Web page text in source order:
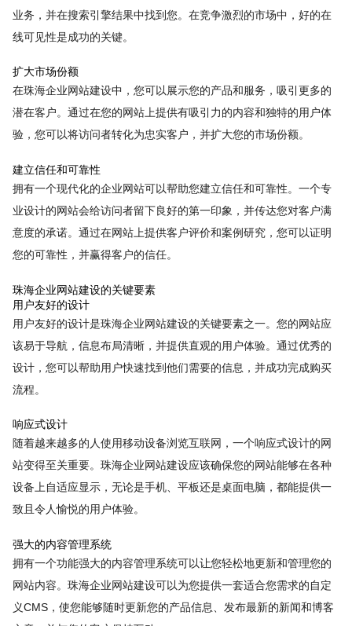
业务，并在搜索引擎结果中找到您。在竞争激烈的市场中，好的在
线可见性是成功的关键。
扩大市场份额
在珠海企业网站建设中，您可以展示您的产品和服务，吸引更多的
潜在客户。通过在您的网站上提供有吸引力的内容和独特的用户体
验，您可以将访问者转化为忠实客户，并扩大您的市场份额。
建立信任和可靠性
拥有一个现代化的企业网站可以帮助您建立信任和可靠性。一个专
业设计的网站会给访问者留下良好的第一印象，并传达您对客户满
意度的承诺。通过在网站上提供客户评价和案例研究，您可以证明
您的可靠性，并赢得客户的信任。
珠海企业网站建设的关键要素
用户友好的设计
用户友好的设计是珠海企业网站建设的关键要素之一。您的网站应
该易于导航，信息布局清晰，并提供直观的用户体验。通过优秀的
设计，您可以帮助用户快速找到他们需要的信息，并成功完成购买
流程。
响应式设计
随着越来越多的人使用移动设备浏览互联网，一个响应式设计的网
站变得至关重要。珠海企业网站建设应该确保您的网站能够在各种
设备上自适应显示，无论是手机、平板还是桌面电脑，都能提供一
致且令人愉悦的用户体验。
强大的内容管理系统
拥有一个功能强大的内容管理系统可以让您轻松地更新和管理您的
网站内容。珠海企业网站建设可以为您提供一套适合您需求的自定
义CMS，使您能够随时更新您的产品信息、发布最新的新闻和博客